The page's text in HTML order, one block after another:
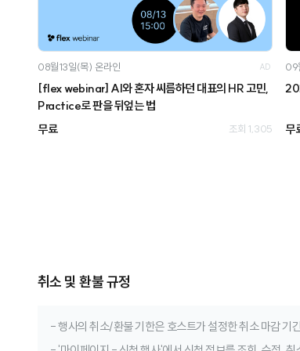
08월13일(목) 온라인 AD
[flex webinar] AI와 혼자 씨름하던 대표의 HR 고민,
Practice로 판을 뒤엎는 법
무료
조회 1,305
09
무
취소 및 환불 규정
- 행사의 취소/환불 기한은 호스트가 설정한 취소 마감 기